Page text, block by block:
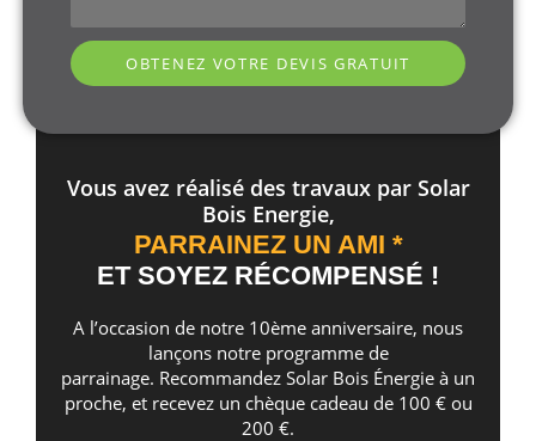
OBTENEZ VOTRE DEVIS GRATUIT
Vous avez réalisé des travaux par Solar
Bois Energie,
PARRAINEZ UN AMI *
ET SOYEZ RÉCOMPENSÉ !
A l’occasion de notre 10ème anniversaire, nous
lançons notre programme de
parrainage. Recommandez Solar Bois Énergie à un
proche, et recevez un chèque cadeau de 100 € ou
200 €.